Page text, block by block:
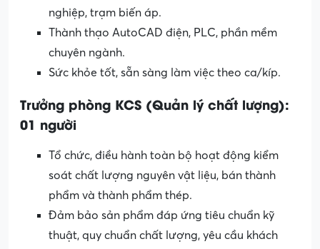
nghiệp, trạm biến áp.
Thành thạo AutoCAD điện, PLC, phần mềm
chuyên ngành.
Sức khỏe tốt, sẵn sàng làm việc theo ca/kíp.
Trưởng phòng KCS (Quản lý chất lượng):
01 người
Tổ chức, điều hành toàn bộ hoạt động kiểm
soát chất lượng nguyên vật liệu, bán thành
phẩm và thành phẩm thép.
Đảm bảo sản phẩm đáp ứng tiêu chuẩn kỹ
thuật, quy chuẩn chất lượng, yêu cầu khách